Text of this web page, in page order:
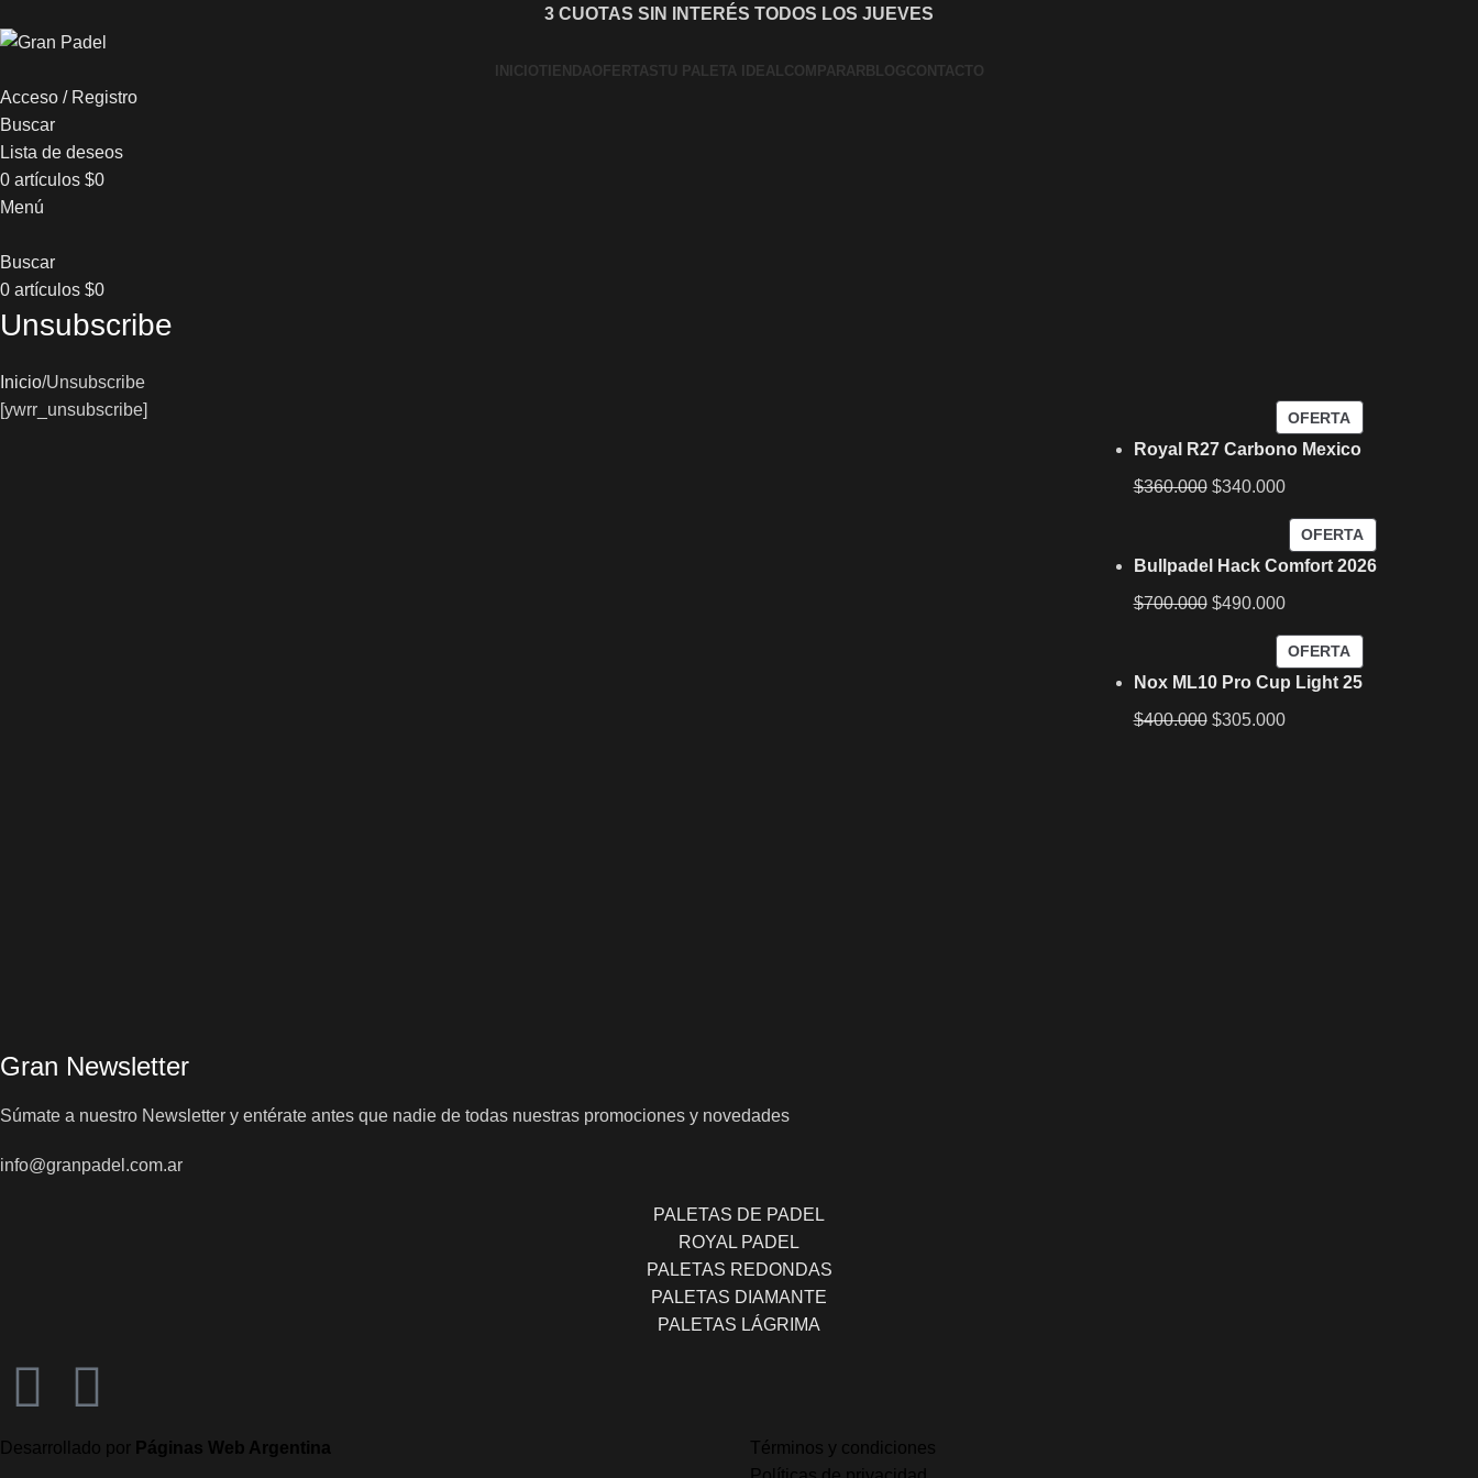
3 CUOTAS SIN INTERÉS TODOS LOS JUEVES
INICIOTIENDAOFERTASTU PALETA IDEALCOMPARAR BLOGCONTACTO
Acceso / Registro
Buscar
Lista de deseos
0 artículos $0
Menú
Buscar
0 artículos $0
Unsubscribe
Inicio Unsubscribe
[ywrr_unsubscribe]
OFERTA
Royal R27 Carbono Mexico
$360.000 $340.000
OFERTA
Bullpadel Hack Comfort 2026
$700.000 $490.000
OFERTA
Nox ML10 Pro Cup Light 25
$400.000 $305.000
Gran Newsletter
Súmate a nuestro Newsletter y entérate antes que nadie de todas nuestras promociones y novedades
info@granpadel.com.ar
PALETAS DE PADEL
ROYAL PADEL
PALETAS REDONDAS
PALETAS DIAMANTE
PALETAS LÁGRIMA
Desarrollado por Páginas Web Argentina
Términos y condiciones